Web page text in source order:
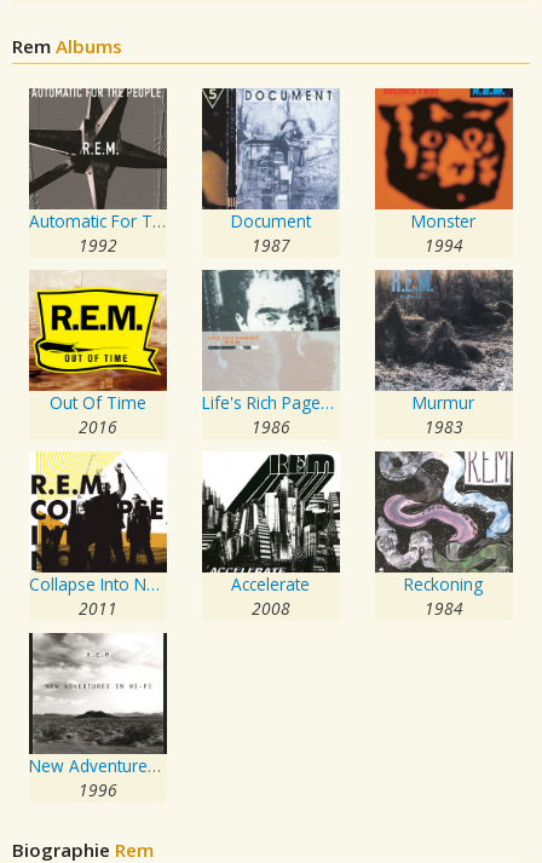
Rem Albums
Automatic For The People
1992
Document
1987
Monster
1994
Out Of Time
2016
Life's Rich Pageant
1986
Murmur
1983
Collapse Into Now
2011
Accelerate
2008
Reckoning
1984
New Adventures In Hi-Fi
1996
Biographie Rem